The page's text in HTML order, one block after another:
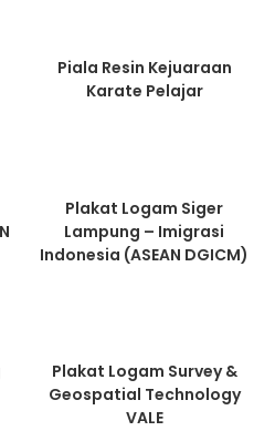
Piala Resin Kejuaraan
Karate Pelajar
Plakat Logam Siger
Lampung – Imigrasi
Indonesia (ASEAN DGICM)
Plakat Logam Survey &
Geospatial Technology
VALE